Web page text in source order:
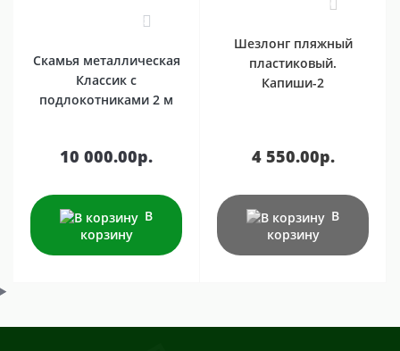
т. к. наш комплекс стоит, а не висит на нитках резьбы, как
аналогичные ДСК других производителей.
ДСК выдерживают нагрузку на отдельные спортивные
снаряды до 90 кг. Распределенная нагрузка непосредственно
Комплексы "Юнга" предназначены для установки в
помещениях с высотой потолков от 2,4 до 3,0 метров.
Скамья металлическая
Классик с
подлокотниками 2 м
10 000.00р.
В
корзину
Шезлонг пляжный
пластиковый.
Капиши-2
4 550.00р.
В
корзину